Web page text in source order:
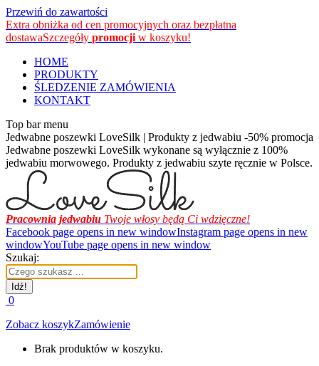
Przewiń do zawartości
Extra obniżka od cen promocyjnych oraz bezpłatna
dostawaSzczegóły promocji w koszyku!
HOME
PRODUKTY
ŚLEDZENIE ZAMÓWIENIA
KONTAKT
Top bar menu
Jedwabne poszewki LoveSilk | Produkty z jedwabiu -50% promocja
Jedwabne poszewki LoveSilk wykonane są wyłącznie z 100%
jedwabiu morwowego. Produkty z jedwabiu szyte ręcznie w Polsce.
Pracownia jedwabiu Twoje włosy będą Ci wdzięczne!
Facebook page opens in new windowInstagram page opens in new
windowYouTube page opens in new window
Szukaj:
0
Zobacz koszykZamówienie
Brak produktów w koszyku.